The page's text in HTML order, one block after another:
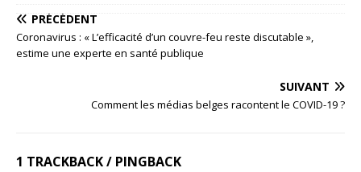
PRÉCÉDENT
Coronavirus : « L’efficacité d’un couvre-feu reste discutable »,
estime une experte en santé publique
SUIVANT
Comment les médias belges racontent le COVID-19 ?
1 TRACKBACK / PINGBACK